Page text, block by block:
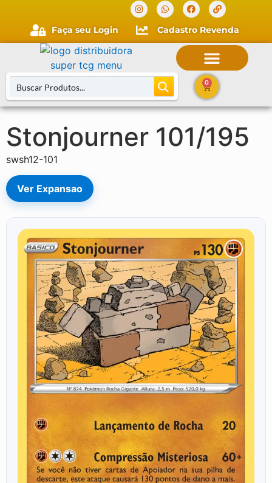
Faça seu Login Cadastro Revenda
0
Stonjourner 101/195
swsh12-101
Ver Expansao